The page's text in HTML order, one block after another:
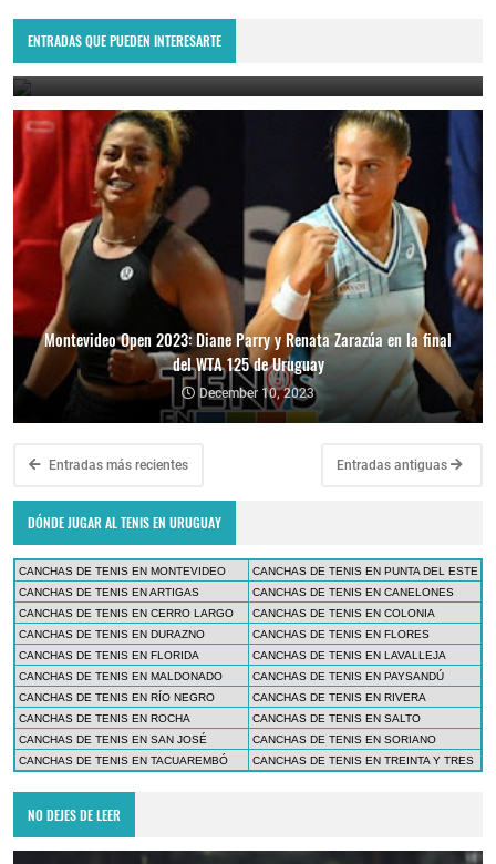
ENTRADAS QUE PUEDEN INTERESARTE
Montevideo Open 2023: Renata Zarazúa es la nueva campeona del
WTA 125 de Uruguay
December 11, 2023
Montevideo Open 2023: Diane Parry y Renata Zarazúa en la final
del WTA 125 de Uruguay
December 10, 2023
Entradas más recientes Entradas antiguas
DÓNDE JUGAR AL TENIS EN URUGUAY
CANCHAS DE TENIS EN MONTEVIDEO
CANCHAS DE TENIS EN PUNTA DEL ESTE
CANCHAS DE TENIS EN ARTIGAS
CANCHAS DE TENIS EN CANELONES
CANCHAS DE TENIS EN CERRO LARGO
CANCHAS DE TENIS EN COLONIA
CANCHAS DE TENIS EN DURAZNO
CANCHAS DE TENIS EN FLORES
CANCHAS DE TENIS EN FLORIDA
CANCHAS DE TENIS EN LAVALLEJA
CANCHAS DE TENIS EN MALDONADO
CANCHAS DE TENIS EN PAYSANDÚ
CANCHAS DE TENIS EN RÍO NEGRO
CANCHAS DE TENIS EN RIVERA
CANCHAS DE TENIS EN ROCHA
CANCHAS DE TENIS EN SALTO
CANCHAS DE TENIS EN SAN JOSÉ
CANCHAS DE TENIS EN SORIANO
CANCHAS DE TENIS EN TACUAREMBÓ
CANCHAS DE TENIS EN TREINTA Y TRES
NO DEJES DE LEER